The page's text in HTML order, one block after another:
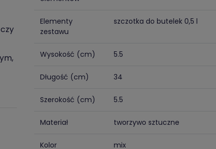
Elementy
zestawu
szczotka do butelek 0,5 l
Wysokość (cm) 5.5
Długość (cm) 34
Szerokość (cm) 5.5
Materiał tworzywo sztuczne
Kolor
mix